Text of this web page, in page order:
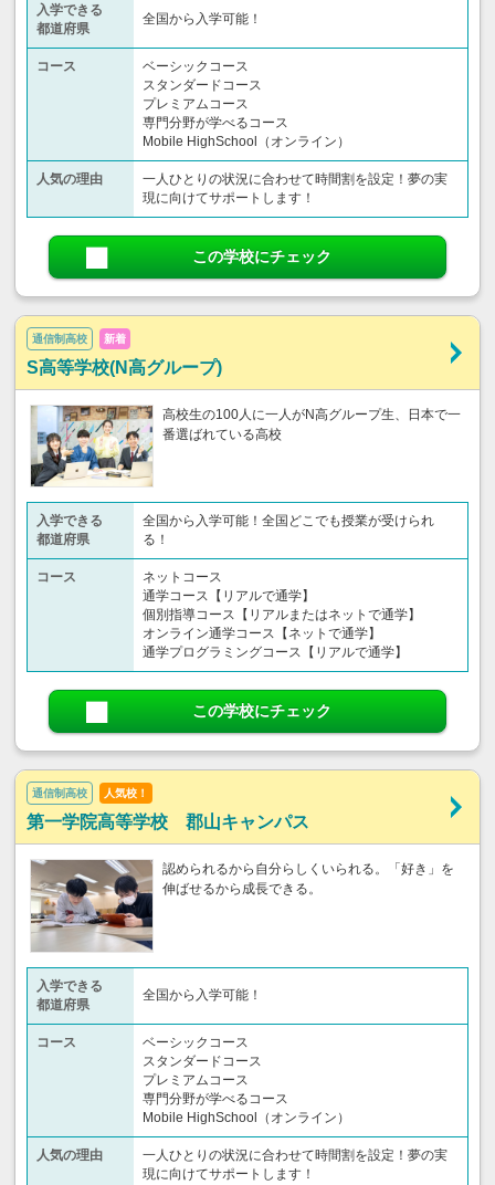
入学できる
都道府県
全国から入学可能！
コース
ベーシックコース
スタンダードコース
プレミアムコース
専門分野が学べるコース
Mobile HighSchool（オンライン）
人気の理由
一人ひとりの状況に合わせて時間割を設定！夢の実
現に向けてサポートします！
この学校にチェック
通信制高校 新着
S高等学校(N高グループ)
高校生の100人に一人がN高グループ生、日本で一
番選ばれている高校
入学できる
都道府県
全国から入学可能！全国どこでも授業が受けられ
る！
コース
ネットコース
通学コース【リアルで通学】
個別指導コース【リアルまたはネットで通学】
オンライン通学コース【ネットで通学】
通学プログラミングコース【リアルで通学】
この学校にチェック
通信制高校 人気校！
第一学院高等学校 郡山キャンパス
認められるから自分らしくいられる。「好き」を
伸ばせるから成長できる。
入学できる
都道府県
全国から入学可能！
コース
ベーシックコース
スタンダードコース
プレミアムコース
専門分野が学べるコース
Mobile HighSchool（オンライン）
人気の理由
一人ひとりの状況に合わせて時間割を設定！夢の実
現に向けてサポートします！